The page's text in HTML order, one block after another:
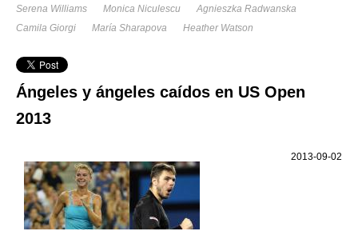
Serena Williams
Monica Niculescu
Agnieszka Radwanska
Camila Giorgi
María Sharapova Heather Watson
Ángeles y ángeles caídos en US Open
2013
2013-09-02